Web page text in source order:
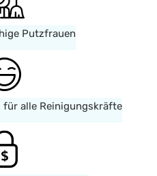
Putzfrauen
alle Reinigungskräfte